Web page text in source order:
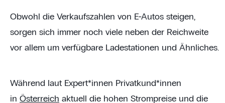
Obwohl die Verkaufszahlen von E-Autos steigen,
sorgen sich immer noch viele neben der Reichweite
vor allem um verfügbare Ladestationen und Ähnliches.
Während laut Expert*innen Privatkund*innen
in Österreich aktuell die hohen Strompreise und die